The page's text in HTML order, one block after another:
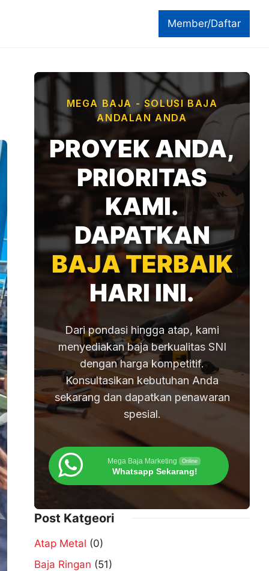
Member/Daftar
MEGA BAJA - SOLUSI BAJA
ANDALAN ANDA
PROYEK ANDA,
PRIORITAS
KAMI.
DAPATKAN
BAJA TERBAIK
HARI INI.
Dari pondasi hingga atap, kami
menyediakan baja berkualitas SNI
dengan harga kompetitif.
Konsultasikan kebutuhan Anda
sekarang dan dapatkan penawaran
spesial.
Mega Baja Marketing Online
Whatsapp Sekarang!
Post Katgeori
Atap Metal (0)
Baja Ringan (51)